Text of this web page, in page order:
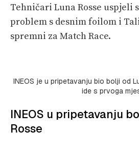
Tehničari Luna Rosse uspjeli
problem s desnim foilom i
spremni za Match Race.
INEOS je u pripetavanju bio bolji od
ide s prvoga
INEOS u pripetavanju
Rosse